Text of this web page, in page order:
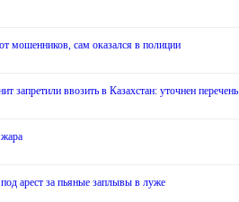
мошенников, сам оказался в полиции
запретили ввозить в Казахстан: уточнен перечень
арест за пьяные заплывы в луже